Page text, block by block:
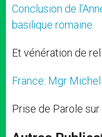
Conclusion de
basilique romaine
Et vénération de
France: Mgr
Prise de Parole